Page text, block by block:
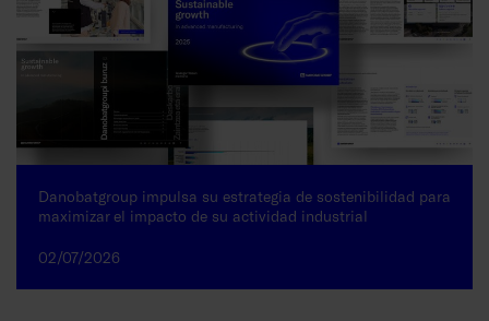
Danobatgroup impulsa su estrategia de sostenibilidad para
maximizar el impacto de su actividad industrial
02/07/2026